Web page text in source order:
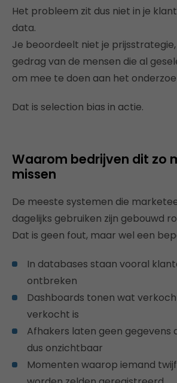
Het probleem zit dus niet in je
data.
Je beoordeelt niet je
gedrag van de mensen die al
om mee te doen aan het
Dat is selection bias in actie.
Waarom bedrijven dit zo
missen
De meeste systemen die
dagelijks gebruiken zijn gebouwd
Dat is geen fout, maar wel een
In databases staan vooral
ontbreken
Dashboards tonen wat
verkocht is
Afhakers laten geen gegevens
dus onzichtbaar
Momenten waarop iemand